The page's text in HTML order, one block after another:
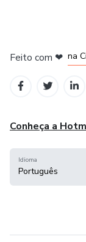
Feito com ❤ na
Conheça a
Idioma
Português